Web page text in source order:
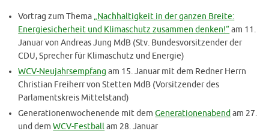
Vortrag zum Thema „Nachhaltigkeit in der ganzen Breite:
Energiesicherheit und Klimaschutz zusammen denken!“am 11.
Januar von Andreas Jung MdB (Stv. Bundesvorsitzender der
CDU, Sprecher für Klimaschutz und Energie)
WCV-Neujahrsempfang am 15. Januar mit dem Redner Herrn
Christian Freiherr von Stetten MdB (Vorsitzender des
Parlamentskreis Mittelstand)
Generationenwochenende mit demGenerationenabend am 27.
und demWCV-Festballam 28. Januar